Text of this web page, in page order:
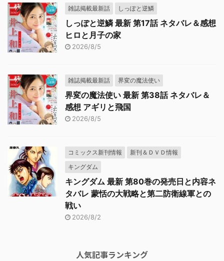
雑誌掲載最新話 しっぽと逆鱗
しっぽと逆鱗 最新 第17話 ネタバレ＆感想
ヒロと月子の家
2026/8/5
雑誌掲載最新話 界変の魔法使い
界変の魔法使い 最新 第38話 ネタバレ＆
感想 アギリと飛国
2026/8/5
コミックス新刊情報
新刊＆ＤＶＤ情報
キングダム
キングダム 最新 第80巻の発売日と内容ネ
タバレ 蒙恬の大戦略と第二防衛線軍との
戦い
2026/8/2
人気記事ランキング